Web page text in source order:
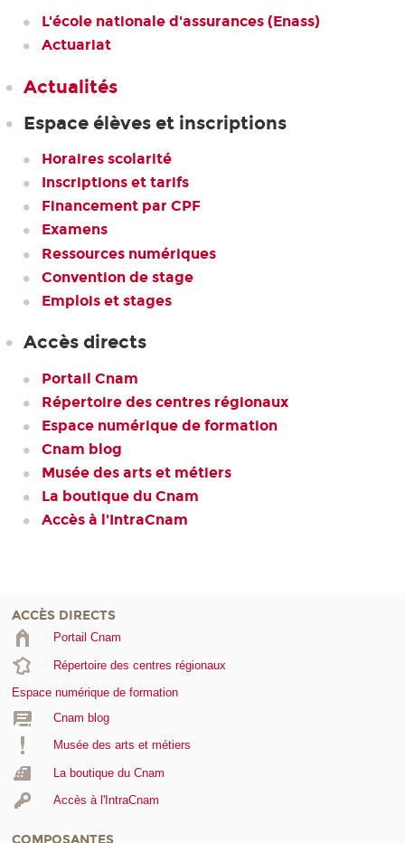
L'école nationale d'assurances (Enass)
Actuariat
Actualités
Espace élèves et inscriptions
Horaires scolarité
Inscriptions et tarifs
Financement par CPF
Examens
Ressources numériques
Convention de stage
Emplois et stages
Accès directs
Portail Cnam
Répertoire des centres régionaux
Espace numérique de formation
Cnam blog
Musée des arts et métiers
La boutique du Cnam
Accès à l'IntraCnam
ACCÈS DIRECTS
Portail Cnam
Répertoire des centres régionaux
Espace numérique de formation
Cnam blog
Musée des arts et métiers
La boutique du Cnam
Accès à l'IntraCnam
COMPOSANTES